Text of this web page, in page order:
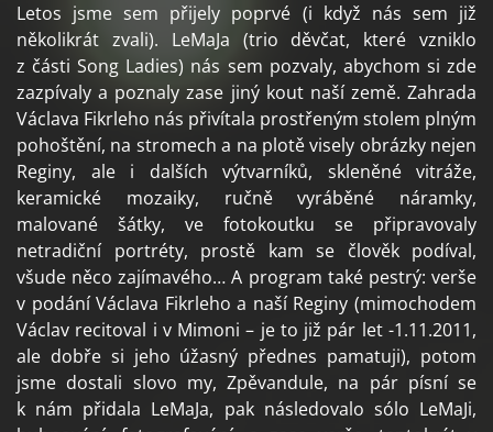
Letos jsme sem přijely poprvé (i když nás sem již
několikrát zvali). LeMaJa (trio děvčat, které vzniklo
z části Song Ladies) nás sem pozvaly, abychom si zde
zazpívaly a poznaly zase jiný kout naší země. Zahrada
Václava Fikrleho nás přivítala prostřeným stolem plným
pohoštění, na stromech a na plotě visely obrázky nejen
Reginy, ale i dalších výtvarníků, skleněné vitráže,
keramické mozaiky, ručně vyráběné náramky,
malované šátky, ve fotokoutku se připravovaly
netradiční portréty, prostě kam se člověk podíval,
všude něco zajímavého… A program také pestrý: verše
v podání Václava Fikrleho a naší Reginy (mimochodem
Václav recitoval i v Mimoni – je to již pár let -1.11.2011,
ale dobře si jeho úžasný přednes pamatuji), potom
jsme dostali slovo my, Zpěvandule, na pár písní se
k nám přidala LeMaJa, pak následovalo sólo LeMaJi,